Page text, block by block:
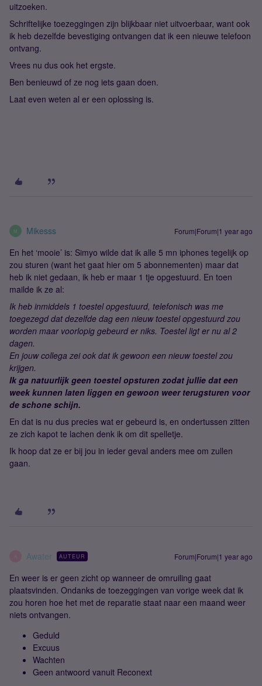
uitzoeken.
Schriftelijke toezeggingen zijn blijkbaar niet uitvoerbaar, want ook
ik heb dezelfde bevestiging ontvangen dat ik een nieuwe telefoon
ontvang.
Vrees nu dus ook het ergste.
Ben benieuwd of ze nog iets gaan doen.
Laat even weten al er een oplossing is.
M Mikesss Forum|Forum|1 year ago
En het ‘mooie’ is: Simyo wilde dat ik alle 5 mn iphones tegelijk op
zou sturen (want het gaat hier om 5 abonnementen) maar dat
heb ik niet gedaan, ik heb er maar 1 tje opgestuurd. En toen
mailde ik ze al:
Ik heb inmiddels 1 toestel opgestuurd, telefonisch was me
toegezegd dat dezelfde dag een nieuw toestel opgestuurd zou
worden maar voorlopig gebeurd er niks. Toestel ligt er nu al 2
dagen.
En jouw collega zei ook dat ik gewoon een nieuw toestel zou
krijgen.
Ik ga natuurlijk geen toestel opsturen zodat jullie dat een
week kunnen laten liggen en gewoon weer terugsturen voor
de schone schijn.
En dat is nu dus precies wat er gebeurd is, en ondertussen zitten
ze zich kapot te lachen denk ik om dit spelletje.
Ik hoop dat ze er bij jou in ieder geval anders mee om zullen
gaan.
Awater AUTEUR Forum|Forum|1 year ago
En weer is er geen zicht op wanneer de omruiling gaat
plaatsvinden. Ondanks de toezeggingen van vorige week dat ik
zou horen hoe het met de reparatie staat naar een maand weer
niets ontvangen.
Geduld
Excuus
Wachten
Geen antwoord vanuit Reconext